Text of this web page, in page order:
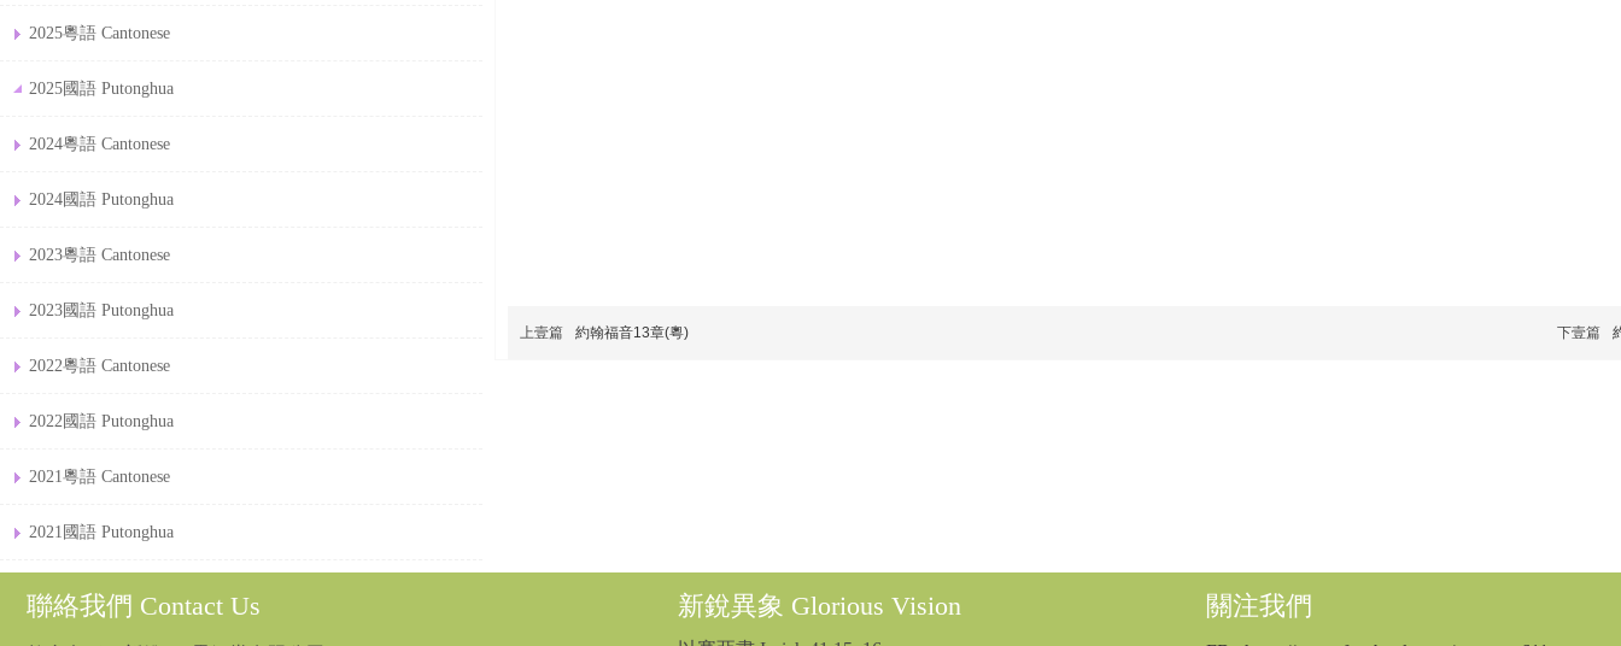
2025粵語 Cantonese
2025國語 Putonghua
2024粵語 Cantonese
2024國語 Putonghua
2023粵語 Cantonese
2023國語 Putonghua
2022粵語 Cantonese
2022國語 Putonghua
2021粵語 Cantonese
2021國語 Putonghua
上壹篇 約翰福音13章(粵) 下壹篇
聯絡我們 Contact Us 新銳異象 Glorious Vision 關注我們